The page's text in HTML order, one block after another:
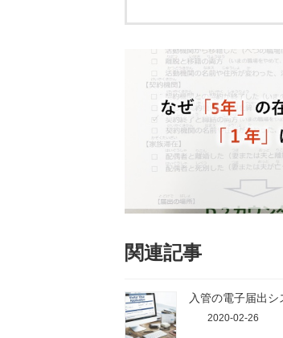
関連記事
入管の電子届出シ
2020-02-26